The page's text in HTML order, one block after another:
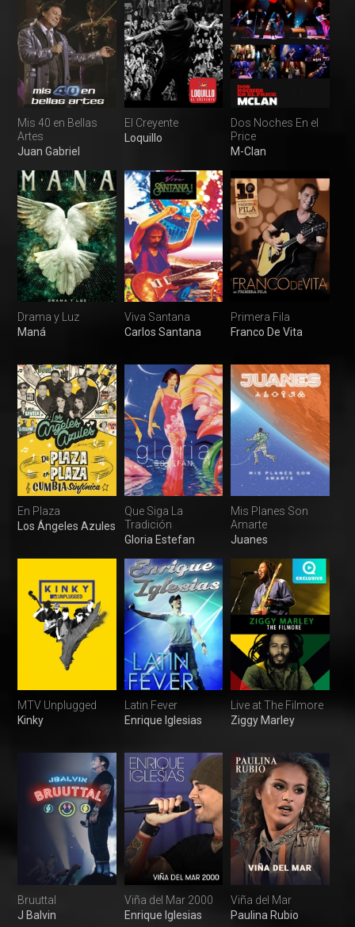
Mis 40 en Bellas
Artes
Juan Gabriel
El Creyente
Loquillo
Dos Noches En el
Price
M-Clan
Drama y Luz
Maná
Viva Santana
Carlos Santana
Primera Fila
Franco De Vita
En Plaza
Los Ángeles Azules
Que Siga La
Tradición
Gloria Estefan
Mis Planes Son
Amarte
Juanes
MTV Unplugged
Kinky
Latin Fever
Enrique Iglesias
Live at The Filmore
Ziggy Marley
Bruuttal
J Balvin
Viña del Mar 2000
Enrique Iglesias
Viña del Mar
Paulina Rubio